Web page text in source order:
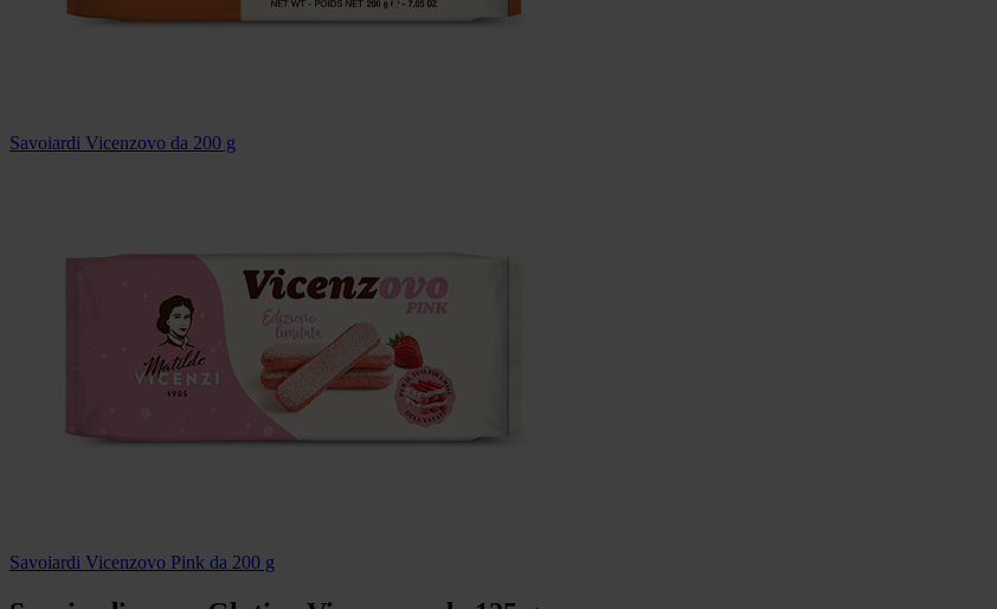
Savoiardi Vicenzovo da 200 g
Savoiardi Vicenzovo Pink da 200 g